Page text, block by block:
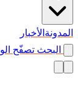
المدونة الأخبار
البحث تصفّح